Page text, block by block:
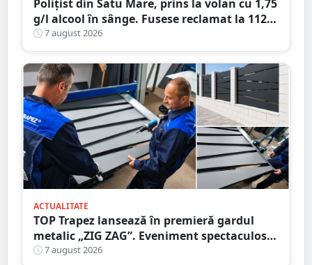
Polițist din Satu Mare, prins la volan cu 1,75
g/l alcool în sânge. Fusese reclamat la 112
că circula pe contrasens
7 august 2026
ACTUALITATE
TOP Trapez lansează în premieră gardul
metalic „ZIG ZAG”. Eveniment spectaculos
în Grădina Romei
7 august 2026